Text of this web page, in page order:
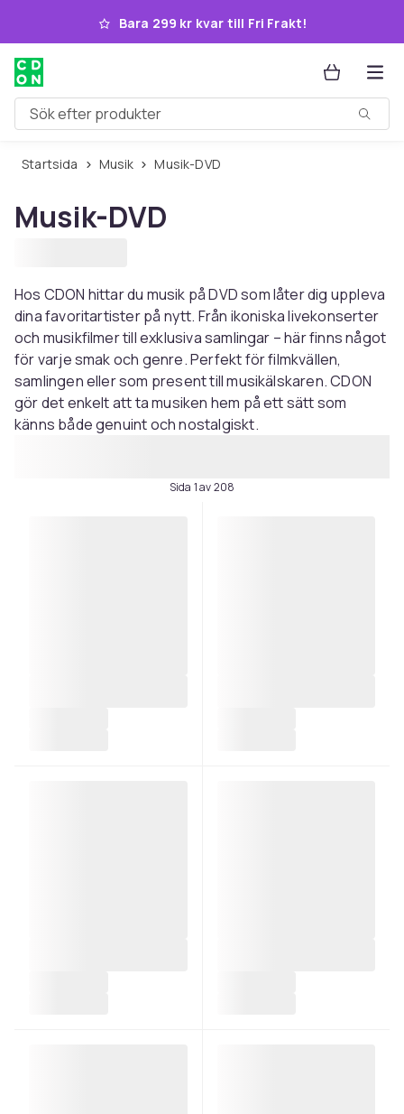
Hoppa till huvudinnehållet
Bara 299 kr kvar till Fri Frakt!
Sök efter produkter
Startsida Musik Musik-DVD
Musik-DVD
Hos CDON hittar du musik på DVD som låter dig uppleva
dina favoritartister på nytt. Från ikoniska livekonserter
och musikfilmer till exklusiva samlingar – här finns något
för varje smak och genre. Perfekt för filmkvällen,
samlingen eller som present till musikälskaren. CDON
gör det enkelt att ta musiken hem på ett sätt som
känns både genuint och nostalgiskt.
Sida 1 av 208